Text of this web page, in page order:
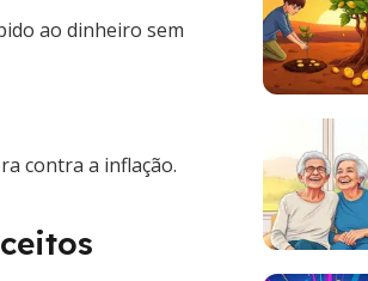
ao dinheiro sem
contra a inflação.